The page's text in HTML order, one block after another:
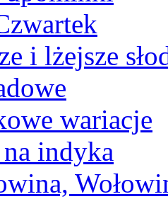
i lżejsze
wariacje
na indyka